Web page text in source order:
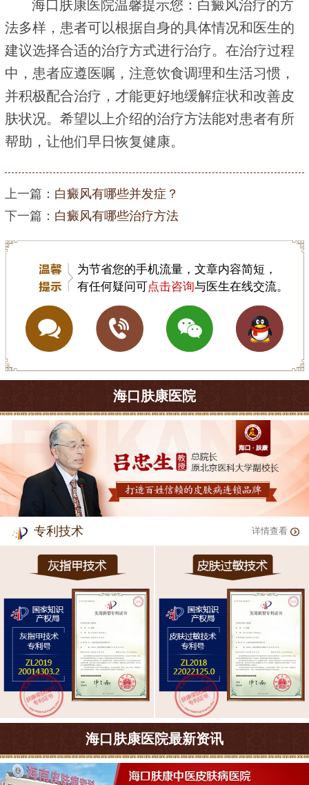
海口肤康医院温馨提示您：白癜风治疗的方
法多样，患者可以根据自身的具体情况和医生的
建议选择合适的治疗方式进行治疗。在治疗过程
中，患者应遵医嘱，注意饮食调理和生活习惯，
并积极配合治疗，才能更好地缓解症状和改善皮
肤状况。希望以上介绍的治疗方法能对患者有所
帮助，让他们早日恢复健康。
上一篇： 白癜风有哪些并发症？
下一篇： 白癜风有哪些治疗方法
为节省您的手机流量，文章内容简短，
有任何疑问可点击咨询与医生在线交流。
海口肤康医院
专利技术 详情查看
海口肤康医院最新资讯